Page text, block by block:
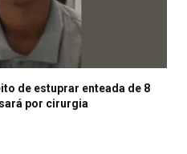
de estuprar enteada de 8
por cirurgia